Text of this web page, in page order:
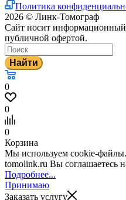
Политика
2026 © Линк-Томограф
Сайт носит информационный
публичной офертой.
Найти
0
0
0
Корзина
Мы используем cookie-
tomolink.ru Вы соглашаетесь
Подробнее...
Принимаю
Заказать услугу